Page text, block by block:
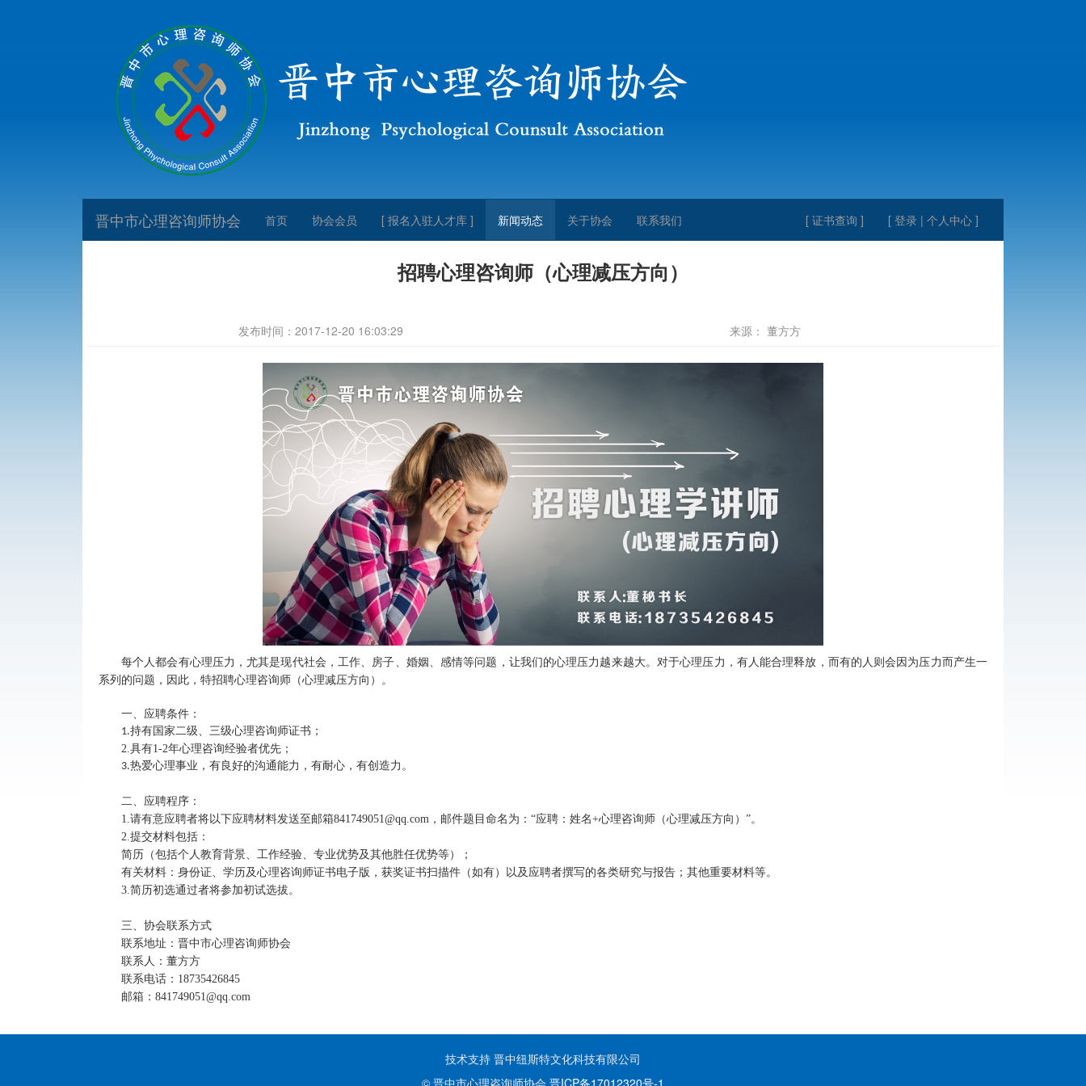
晋中市心理咨询师协会 首页 协会会员 [ 报名入驻人才库 ] 新闻动态 关于协会 联系我们 [ 证书查询 ] [ 登录 | 个人中心 ]
招聘心理咨询师（心理减压方向）
发布时间：2017-12-20 16:03:29 来源： 董方方
每个人都会有心理压力，尤其是现代社会，工作、房子、婚姻、感情等问题，让我们的心理压力越来越大。对于心理压力，有人能合理释放，而有的人则会因为压力而产生一
系列的问题，因此， 特招聘心理咨询师（心理减压方向）。
一、应聘条件：
1.持有国家二级、三级心理咨询师证书；
2.具有1-2年心理咨询经验者优先；
3.热爱心理事业，有良好的沟通能力，有耐心，有创造力。
二、应聘程序：
1.请有意应聘者将以下应聘材料发送至邮箱841749051@qq.com，邮件题目命名为：“应聘：姓名+心理咨询师（心理减压方向）”。
2.提交材料包括：
简历（包括个人教育背景、工作经验、专业优势及其他胜任优势等）；
有关材料：身份证、学历及心理咨询师证书电子版，获奖证书扫描件（如有）以及应聘者撰写的各类研究与报告；其他重要材料等。
3.简历初选通过者将参加初试选拔。
三、协会联系方式
联系地址：晋中市心理咨询师协会
联系人：董方方
联系电话：18735426845
邮箱：841749051@qq.com
技术支持 晋中纽斯特文化科技有限公司
© 晋中市心理咨询师协会 晋ICP备17012320号-1